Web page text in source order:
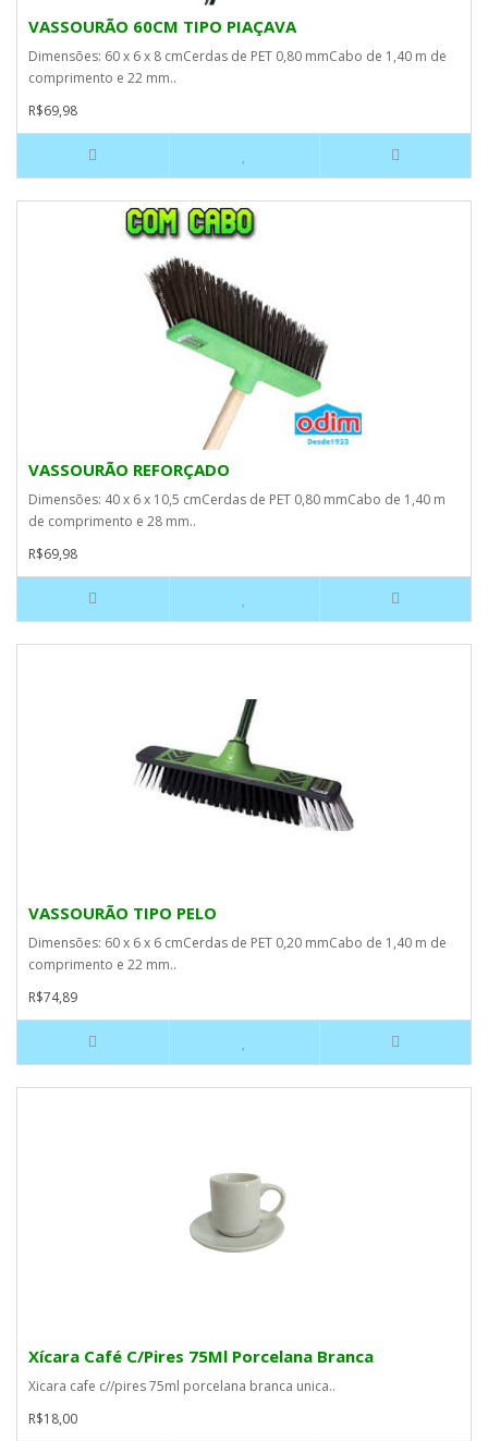
VASSOURÃO 60CM TIPO PIAÇAVA
Dimensões: 60 x 6 x 8 cmCerdas de PET 0,80 mmCabo de 1,40 m de
comprimento e 22 mm..
R$69,98
VASSOURÃO REFORÇADO
Dimensões: 40 x 6 x 10,5 cmCerdas de PET 0,80 mmCabo de 1,40 m
de comprimento e 28 mm..
R$69,98
VASSOURÃO TIPO PELO
Dimensões: 60 x 6 x 6 cmCerdas de PET 0,20 mmCabo de 1,40 m de
comprimento e 22 mm..
R$74,89
Xícara Café C/Pires 75Ml Porcelana Branca
Xicara cafe c//pires 75ml porcelana branca unica..
R$18,00